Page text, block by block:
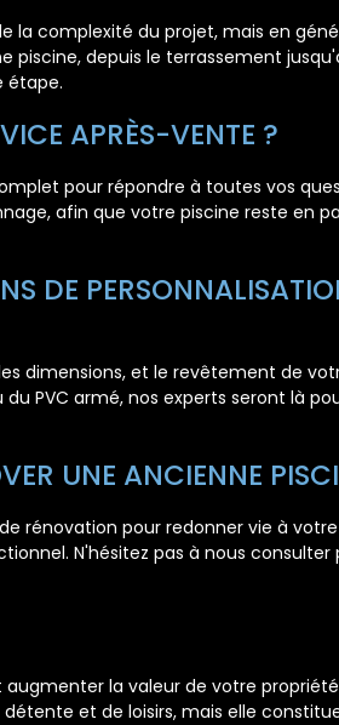
la complexité du projet, mais en
piscine, depuis le terrassement
étape.
APRÈS-VENTE ?
pour répondre à toutes vos
afin que votre piscine reste en
DE
dimensions, et le revêtement de
PVC armé, nos experts seront là
UNE ANCIENNE
rénovation pour redonner vie à
N'hésitez pas à nous consulter
la valeur de votre
et de loisirs, mais elle